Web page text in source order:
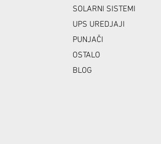
SOLARNI SISTEMI
UPS UREDJAJI
PUNJAČI
OSTALO
BLOG